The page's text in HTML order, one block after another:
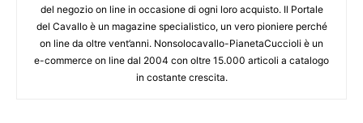
del negozio on line in occasione di ogni loro acquisto. Il Portale
del Cavallo è un magazine specialistico, un vero pioniere perché
on line da oltre vent’anni. Nonsolocavallo-PianetaCuccioli è un
e-commerce on line dal 2004 con oltre 15.000 articoli a catalogo
in costante crescita.